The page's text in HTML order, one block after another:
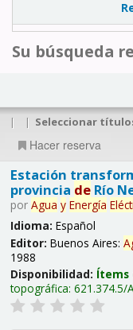
Su búsqueda
| | Seleccionar
Hacer reserva
Estación
provincia deRío
por Agua y Energía
Idioma: Español
Editor: Buenos Aires:
1988
Disponibilidad: Ítems
topográfica: 621.374.5/